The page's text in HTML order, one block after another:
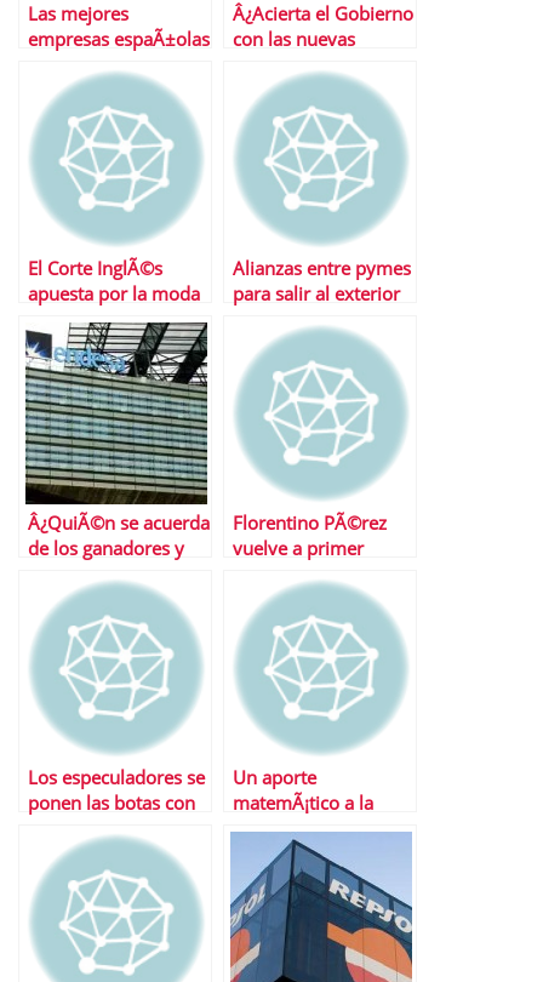
Las mejores
empresas espaÃ±olas
Â¿Acierta el Gobierno
con las nuevas
El Corte InglÃ©s
apuesta por la moda
online
Alianzas entre pymes
para salir al exterior
Â¿QuiÃ©n se acuerda
de los ganadores y
OPA de Endesa?
Florentino PÃ©rez
vuelve a primer
operaciÃ³n de
marketing financiero
Los especuladores se
ponen las botas con
sobre Hochtief
Un aporte
matemÃ¡tico a la
fijaciÃ³n de precios